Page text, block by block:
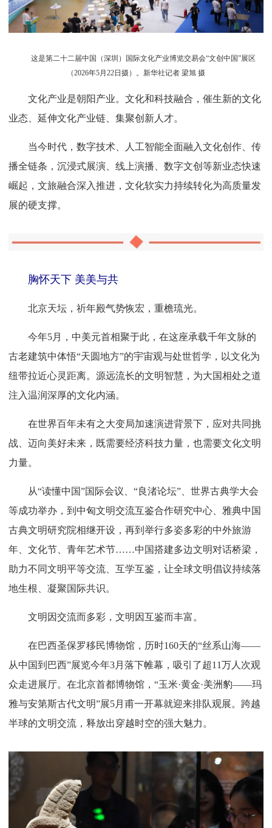
这是第二十二届中国（深圳）国际文化产业博览交易会“文创中国”展区
（2026年5月22日摄）。新华社记者 梁旭 摄
文化产业是朝阳产业。文化和科技融合，催生新的文化
业态、延伸文化产业链、集聚创新人才。
当今时代，数字技术、人工智能全面融入文化创作、传
播全链条，沉浸式展演、线上演播、数字文创等新业态快速
崛起，文旅融合深入推进，文化软实力持续转化为高质量发
展的硬支撑。
胸怀天下 美美与共
北京天坛，祈年殿气势恢宏，重檐琉光。
今年5月，中美元首相聚于此，在这座承载千年文脉的
古老建筑中体悟“天圆地方”的宇宙观与处世哲学，以文化为
纽带拉近心灵距离。源远流长的文明智慧，为大国相处之道
注入温润深厚的文化内涵。
在世界百年未有之大变局加速演进背景下，应对共同挑
战、迈向美好未来，既需要经济科技力量，也需要文化文明
力量。
从“读懂中国”国际会议、“良渚论坛”、世界古典学大会
等成功举办，到中匈文明交流互鉴合作研究中心、雅典中国
古典文明研究院相继开设，再到举行多姿多彩的中外旅游
年、文化节、青年艺术节……中国搭建多边文明对话桥梁，
助力不同文明平等交流、互学互鉴，让全球文明倡议持续落
地生根、凝聚国际共识。
文明因交流而多彩，文明因互鉴而丰富。
在巴西圣保罗移民博物馆，历时160天的“丝系山海——
从中国到巴西”展览今年3月落下帷幕，吸引了超11万人次观
众走进展厅。在北京首都博物馆，“玉米·黄金·美洲豹——玛
雅与安第斯古代文明”展5月甫一开幕就迎来排队观展。跨越
半球的文明交流，释放出穿越时空的强大魅力。